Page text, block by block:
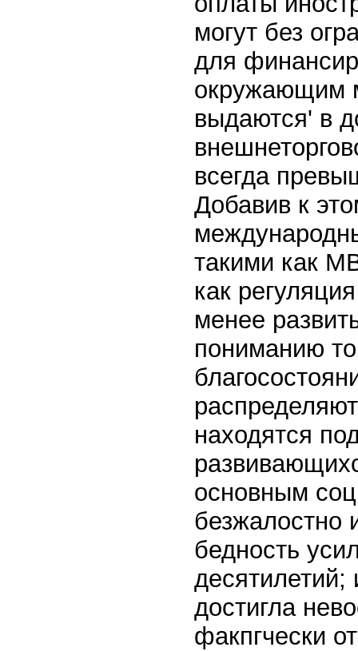
могут без
для
окружающим
выдаются' в
всегда
Добавив к
такими как
как
менее
пониманию
находятся
основным
безжалостно
бедность
достигла
факпгчески